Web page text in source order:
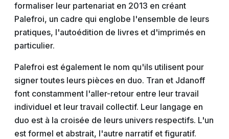
formaliser leur partenariat en 2013 en créant
Palefroi, un cadre qui englobe l'ensemble de leurs
pratiques, l'autoédition de livres et d'imprimés en
particulier.
Palefroi est également le nom qu'ils utilisent pour
signer toutes leurs pièces en duo. Tran et Jdanoff
font constamment l'aller-retour entre leur travail
individuel et leur travail collectif. Leur langage en
duo est à la croisée de leurs univers respectifs. L'un
est formel et abstrait, l'autre narratif et figuratif.